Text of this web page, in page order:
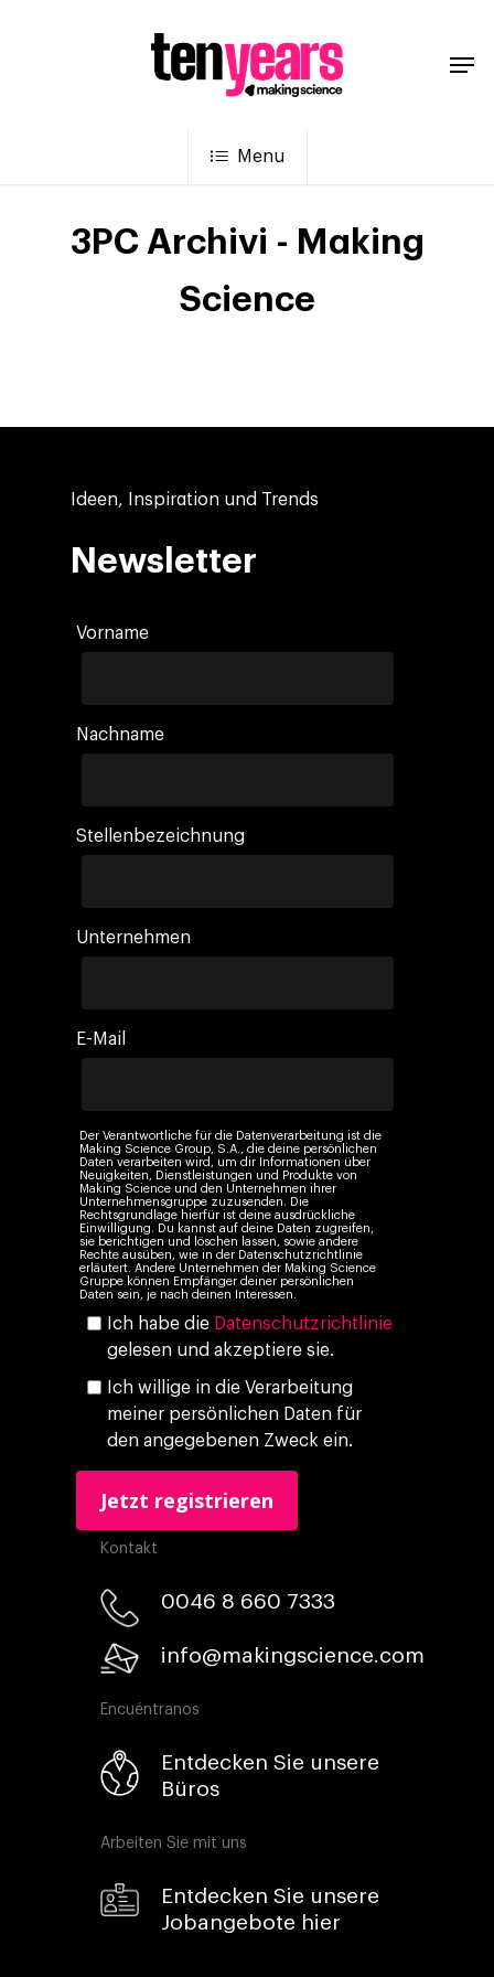
Menu
3PC Archivi - Making
Science
Ideen, Inspiration und Trends
Newsletter
Vorname
Nachname
Stellenbezeichnung
Unternehmen
E-Mail
Der Verantwortliche für die Datenverarbeitung ist die
Making Science Group, S.A., die deine persönlichen
Daten verarbeiten wird, um dir Informationen über
Neuigkeiten, Dienstleistungen und Produkte von
Making Science und den Unternehmen ihrer
Unternehmensgruppe zuzusenden. Die
Rechtsgrundlage hierfür ist deine ausdrückliche
Einwilligung. Du kannst auf deine Daten zugreifen,
sie berichtigen und löschen lassen, sowie andere
Rechte ausüben, wie in der Datenschutzrichtlinie
erläutert. Andere Unternehmen der Making Science
Gruppe können Empfänger deiner persönlichen
Daten sein, je nach deinen Interessen.
Ich habe die Datenschutzrichtlinie
gelesen und akzeptiere sie.
Ich willige in die Verarbeitung
meiner persönlichen Daten für
den angegebenen Zweck ein.
Kontakt
0046 8 660 7333​
info@makingscience.com
Encuéntranos
Entdecken Sie unsere
Büros
Arbeiten Sie mit uns
Entdecken Sie unsere
Jobangebote hier
Karriere
10. Jahrestag
ESG
ad-machina
The Tech Enabled
Digital Agency
Paid Media
Social 360
Eigen Medien
KI, Daten &
Marketing
Cloud & AI
Cloud im Marketing
Customers
Insights
Blogs
Events
Kontakt